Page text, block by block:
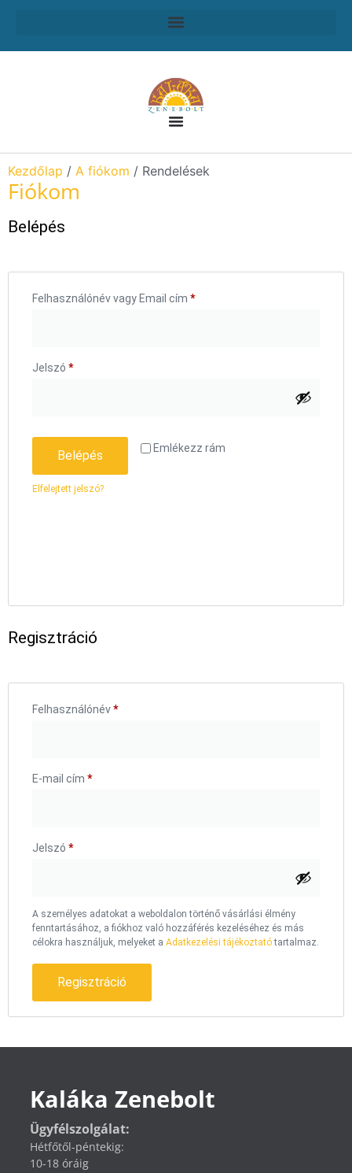
Kezdőlap / A fiókom / Rendelések
Fiókom
Belépés
Felhasználónév vagy Email cím *
Jelszó *
Emlékezz rám
Belépés
Elfelejtett jelszó?
Regisztráció
Felhasználónév*
E-mail cím *
Jelszó *
A személyes adatokat a weboldalon történő vásárlási élmény
fenntartásához, a fiókhoz való hozzáférés kezeléséhez és más
célokra használjuk, melyeket a Adatkezelési tájékoztatótartalmaz.
Regisztráció
Kaláka Zenebolt
Ügyfélszolgálat:
Hétfőtől-péntekig:
10-18 óráig